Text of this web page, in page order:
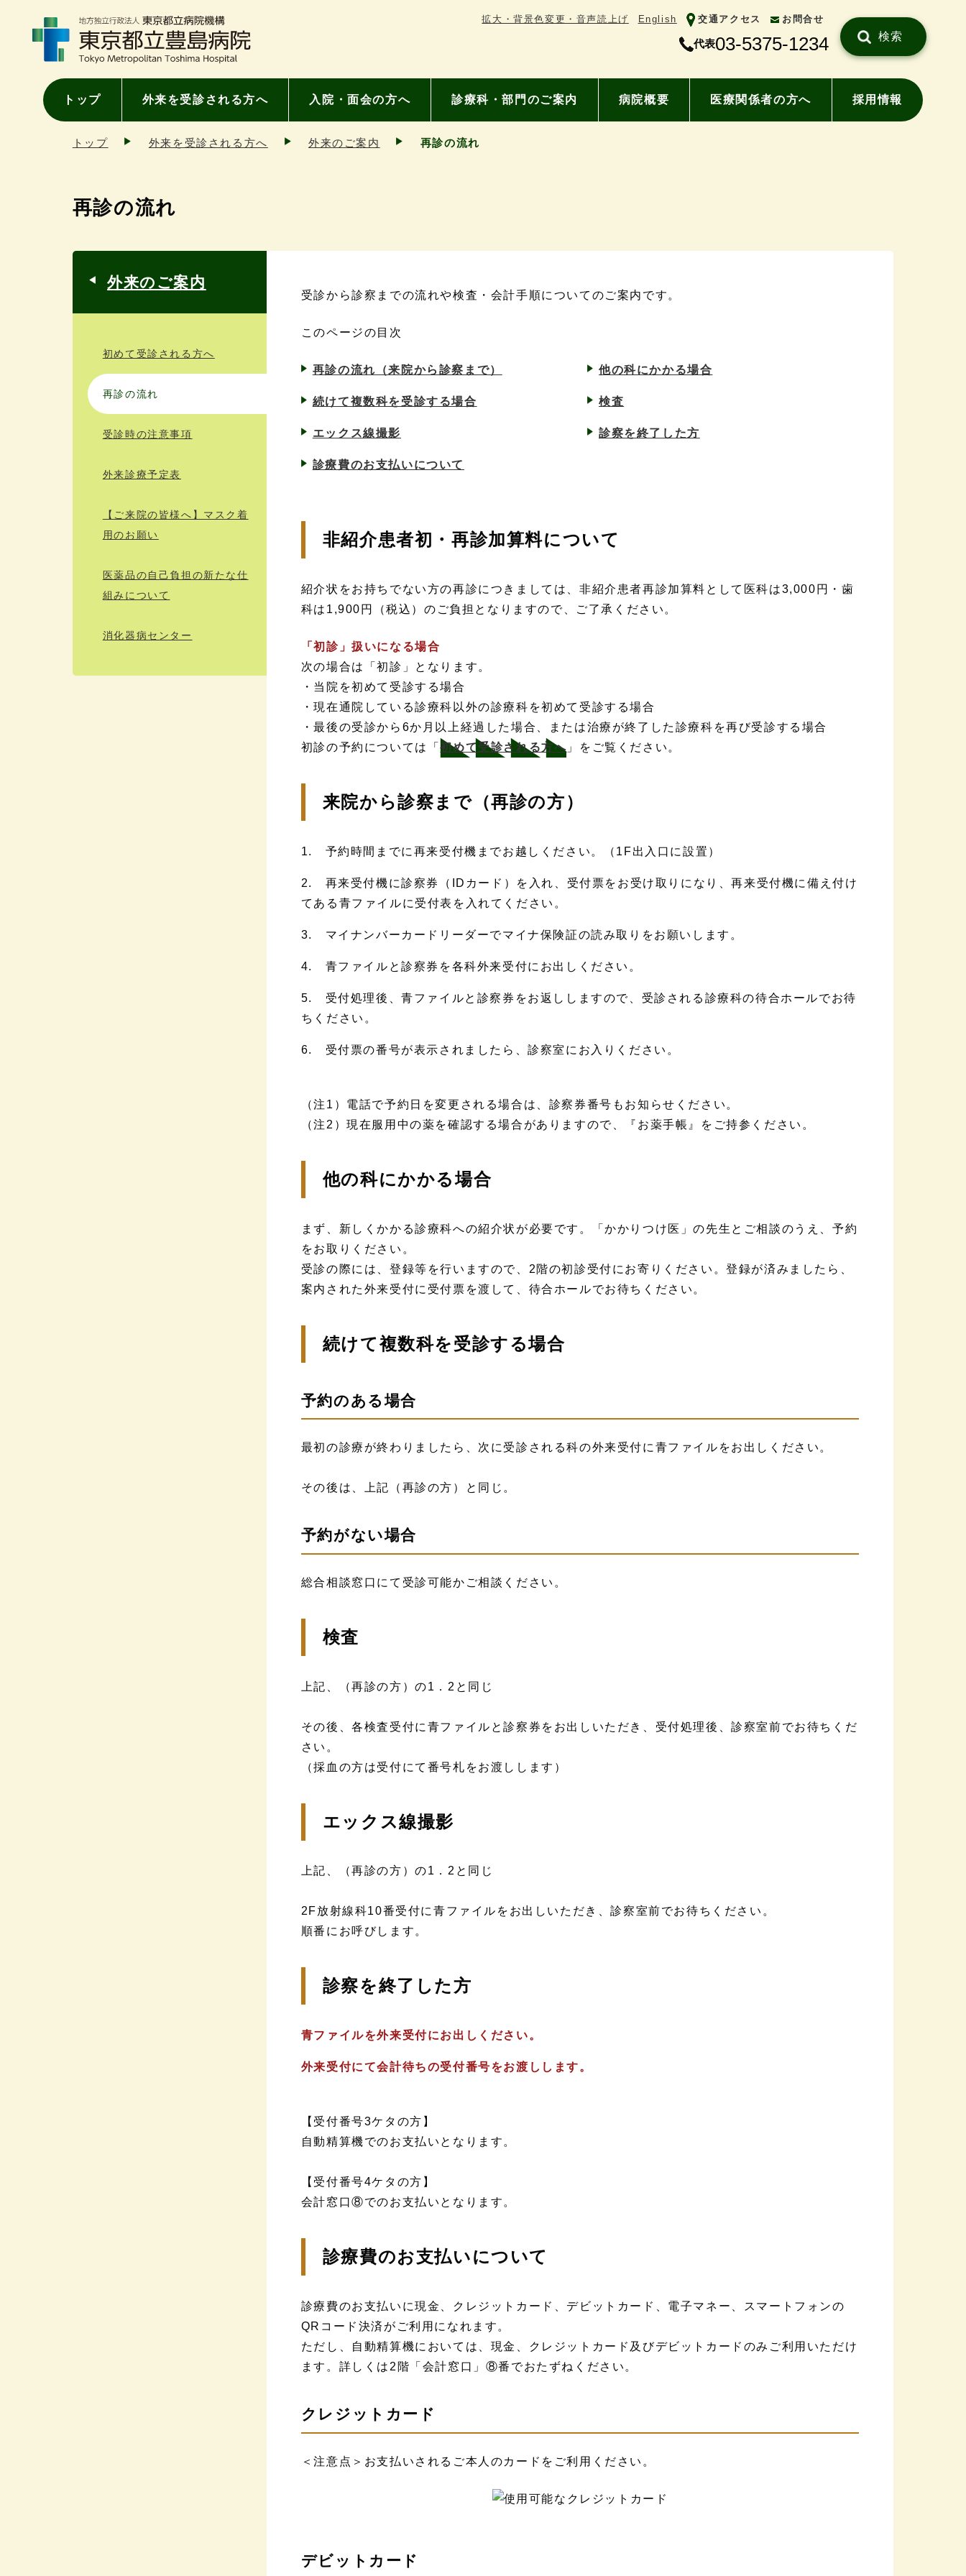
拡大・背景色変更・音声読上げ English 交通アクセス お問合せ
代表03-5375-1234 検索
トップ 外来を受診される方へ 入院・面会の方へ 診療科・部門のご案内 病院概要 医療関係者の方へ 採用情報
トップ 外来を受診される方へ 外来のご案内 再診の流れ
再診の流れ
受診から診察までの流れや検査・会計手順についてのご案内です。
このページの目次
再診の流れ（来院から診察まで） 他の科にかかる場合
続けて複数科を受診する場合 検査
エックス線撮影 診察を終了した方
診療費のお支払いについて
非紹介患者初・再診加算料について
紹介状をお持ちでない方の再診につきましては、非紹介患者再診加算料として医科は3,000円・歯
科は1,900円（税込）のご負担となりますので、ご了承ください。
「初診」扱いになる場合
次の場合は「初診」となります。
・当院を初めて受診する場合
・現在通院している診療科以外の診療科を初めて受診する場合
・最後の受診から6か月以上経過した場合、または治療が終了した診療科を再び受診する場合
初診の予約については「初めて受診される方へ 」をご覧ください。
来院から診察まで（再診の方）
1. 予約時間までに再来受付機までお越しください。（1F出入口に設置）
2. 再来受付機に診察券（IDカード）を入れ、受付票をお受け取りになり、再来受付機に備え付け
てある青ファイルに受付表を入れてください。
3. マイナンバーカードリーダーでマイナ保険証の読み取りをお願いします。
4. 青ファイルと診察券を各科外来受付にお出しください。
5. 受付処理後、青ファイルと診察券をお返ししますので、受診される診療科の待合ホールでお待
ちください。
6. 受付票の番号が表示されましたら、診察室にお入りください。
（注1）電話で予約日を変更される場合は、診察券番号もお知らせください。
（注2）現在服用中の薬を確認する場合がありますので、『お薬手帳』をご持参ください。
他の科にかかる場合
まず、新しくかかる診療科への紹介状が必要です。「かかりつけ医」の先生とご相談のうえ、予約
をお取りください。
受診の際には、登録等を行いますので、2階の初診受付にお寄りください。登録が済みましたら、
案内された外来受付に受付票を渡して、待合ホールでお待ちください。
続けて複数科を受診する場合
予約のある場合
最初の診療が終わりましたら、次に受診される科の外来受付に青ファイルをお出しください。
その後は、上記（再診の方）と同じ。
予約がない場合
総合相談窓口にて受診可能かご相談ください。
検査
上記、（再診の方）の1．2と同じ
その後、各検査受付に青ファイルと診察券をお出しいただき、受付処理後、診察室前でお待ちくだ
さい。
（採血の方は受付にて番号札をお渡しします）
エックス線撮影
上記、（再診の方）の1．2と同じ
2F放射線科10番受付に青ファイルをお出しいただき、診察室前でお待ちください。
順番にお呼びします。
診察を終了した方
青ファイルを外来受付にお出しください。
外来受付にて会計待ちの受付番号をお渡しします。
【受付番号3ケタの方】
自動精算機でのお支払いとなります。
【受付番号4ケタの方】
会計窓口⑧でのお支払いとなります。
診療費のお支払いについて
診療費のお支払いに現金、クレジットカード、デビットカード、電子マネー、スマートフォンの
QRコード決済がご利用になれます。
ただし、自動精算機においては、現金、クレジットカード及びデビットカードのみご利用いただけ
ます。詳しくは2階「会計窓口」⑧番でおたずねください。
クレジットカード
＜注意点＞お支払いされるご本人のカードをご利用ください。
デビットカード
外来のご案内
初めて受診される⽅へ
再診の流れ
受診時の注意事項
外来診療予定表
【ご来院の皆様へ】マスク着
用のお願い
医薬品の自己負担の新たな仕
組みについて
消化器病センター